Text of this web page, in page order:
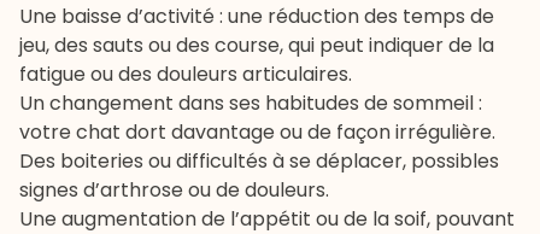
Une baisse d’activité : une réduction des temps de
jeu, des sauts ou des course, qui peut indiquer de la
fatigue ou des douleurs articulaires.
Un changement dans ses habitudes de sommeil :
votre chat dort davantage ou de façon irrégulière.
Des boiteries ou difficultés à se déplacer, possibles
signes d’arthrose ou de douleurs.
Une augmentation de l’appétit ou de la soif, pouvant